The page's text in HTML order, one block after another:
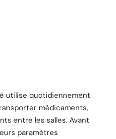
utilise quotidiennement
médicaments,
entre les salles. Avant
paramètres